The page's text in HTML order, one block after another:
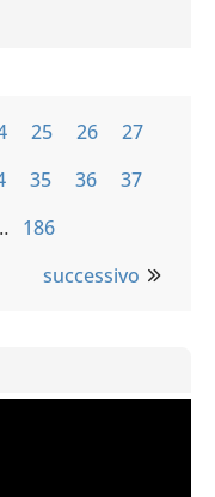
25 26
27
35 36
37
186
successivo